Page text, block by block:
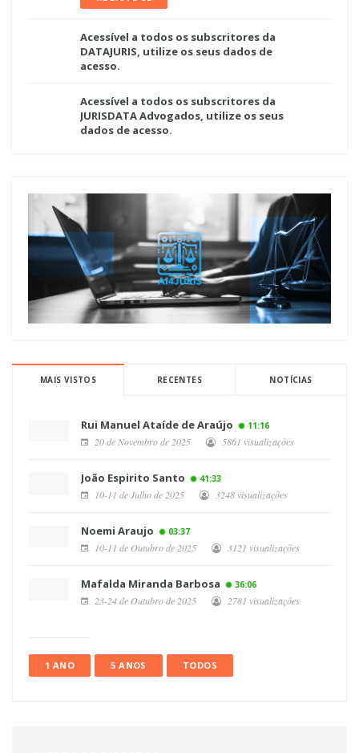
Acessível a todos os subscritores da
DATAJURIS, utilize os seus dados de
acesso.
Acessível a todos os subscritores da
JURISDATA Advogados, utilize os seus
dados de acesso.
MAIS VISTOS RECENTES NOTÍCIAS
Rui Manuel Ataíde de Araújo 11:16
20 de Novembro de 2025 5861 visualizações
João Espirito Santo 41:33
10-11 de Julho de 2025 3248 visualizações
Noemi Araujo 03:37
10-11 de Outubro de 2025 3121 visualizações
Mafalda Miranda Barbosa 36:06
23-24 de Outubro de 2025 2781 visualizações
1 ANO 5 ANOS TODOS